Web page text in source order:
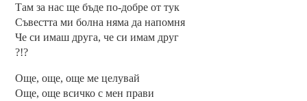
Там за нас ще бъде по-добре от тук
Съвестта ми болна няма да напомня
Че си имаш друга, че си имам друг
?!?
Още, още, още ме целувай
Още, още всичко с мен прави